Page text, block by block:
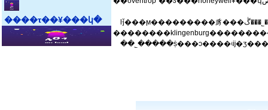
����τ��¥���կ� ŀǰ���ϻ���������豸���޹�˾���ڴ�����������յ��г��������ϳ�ʱ����г������լ����у�������¹������ȼ����豸